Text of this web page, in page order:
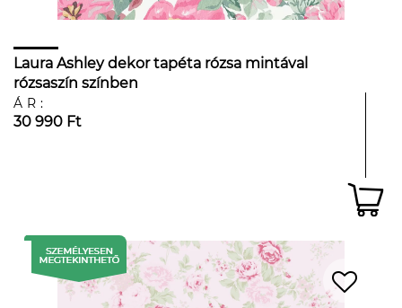
Laura Ashley dekor tapéta rózsa mintával
rózsaszín színben
ÁR:
30 990 Ft